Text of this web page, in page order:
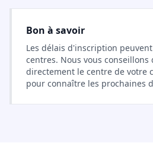
Bon à savoir
Les délais d'inscription
centres. Nous vous conseillons
directement le centre de votre
pour connaître les prochaines